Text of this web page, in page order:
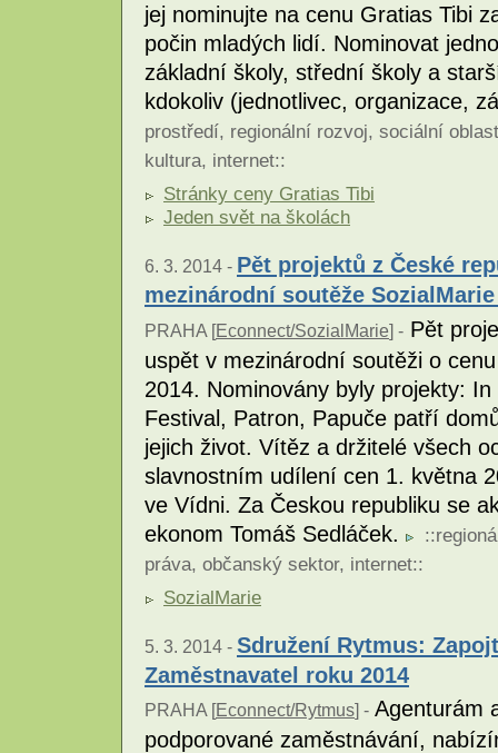
jej nominujte na cenu Gratias Tibi
počin mladých lidí. Nominovat
základní školy, střední školy a
kdokoliv (jednotlivec, organizace,
prostředí, regionální rozvoj, sociální oblast
kultura, internet::
Stránky ceny Gratias Tibi
Jeden svět na školách
6. 3. 2014 - Pět projektů z České
mezinárodní soutěže SozialMarie
PRAHA [Econnect/SozialMarie] - Pět
uspět v mezinárodní soutěži o
2014. Nominovány byly projekty:
Festival, Patron, Papuče patří
jejich život. Vítěz a držitelé všech
slavnostním udílení cen 1. května
ve Vídni. Za Českou republiku se
ekonom Tomáš Sedláček.
::
práva, občanský sektor, internet::
SozialMarie
5. 3. 2014 - Sdružení Rytmus:
Zaměstnavatel roku 2014
PRAHA [Econnect/Rytmus] - Agenturám
podporované zaměstnávání,